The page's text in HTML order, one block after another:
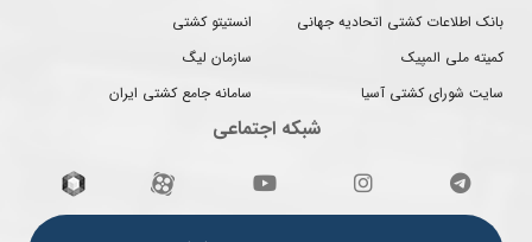
بانک اطلاعات کشتی اتحادیه جهانی
کمیته ملی المپیک
سایت شورای کشتی آسیا
انستیتو کشتی
سازمان لیگ
سامانه جامع کشتی ایران
شبکه اجتماعی